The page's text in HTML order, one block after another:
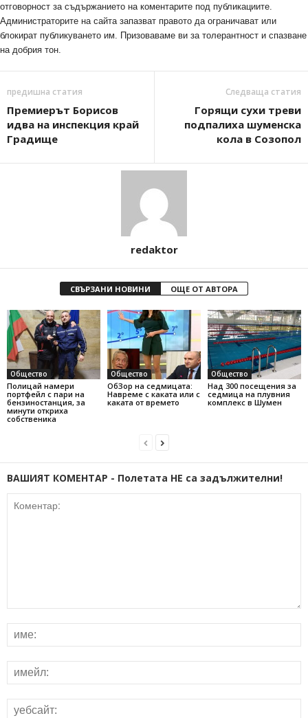
отговорност за съдържанието на коментарите под публикациите.
Администраторите на сайта запазват правото да ограничават или
блокират публикуването им. Призоваваме ви за толерантност и спазване
на добрия тон.
предишна статия
Премиерът Борисов
идва на инспекция край
Градище
Следваща статия
Горящи сухи треви
подпалиха шуменска
кола в Созопол
redaktor
СВЪРЗАНИ НОВИНИ ОЩЕ ОТ АВТОРА
Общество
Полицай намери
портфейл с пари на
бензиностанция, за
минути откриха
собственика
Общество
ОбЗор на седмицата:
Навреме с каката или с
каката от времето
Общество
Над 300 посещения за
седмица на плувния
комплекс в Шумен
ВАШИЯТ КОМЕНТАР - Полетата НЕ са задължителни!